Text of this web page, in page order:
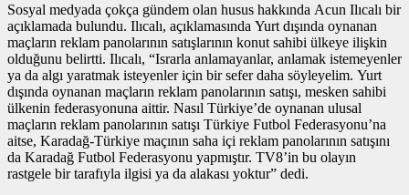
Sosyal medyada çokça gündem olan husus hakkında Acun Ilıcalı bir
açıklamada bulundu. Ilıcalı, açıklamasında Yurt dışında oynanan
maçların reklam panolarının satışlarının konut sahibi ülkeye ilişkin
olduğunu belirtti. Ilıcalı, “Israrla anlamayanlar, anlamak istemeyenler
ya da algı yaratmak isteyenler için bir sefer daha söyleyelim. Yurt
dışında oynanan maçların reklam panolarının satışı, mesken sahibi
ülkenin federasyonuna aittir. Nasıl Türkiye’de oynanan ulusal
maçların reklam panolarının satışı Türkiye Futbol Federasyonu’na
aitse, Karadağ-Türkiye maçının saha içi reklam panolarının satışını
da Karadağ Futbol Federasyonu yapmıştır. TV8’in bu olayın
rastgele bir tarafıyla ilgisi ya da alakası yoktur” dedi.